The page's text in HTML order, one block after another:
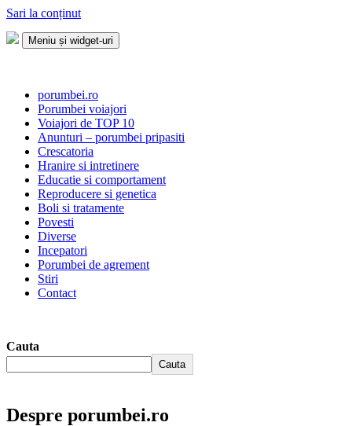
Sari la conținut
Meniu și widget-uri
porumbei.ro
Porumbei voiajori
Voiajori de TOP 10
Anunturi – porumbei pripasiti
Crescatoria
Hranire si intretinere
Educatie si comportament
Reproducere si genetica
Boli si tratamente
Povesti
Diverse
Incepatori
Porumbei de agrement
Stiri
Contact
Cauta
Cauta
Despre porumbei.ro